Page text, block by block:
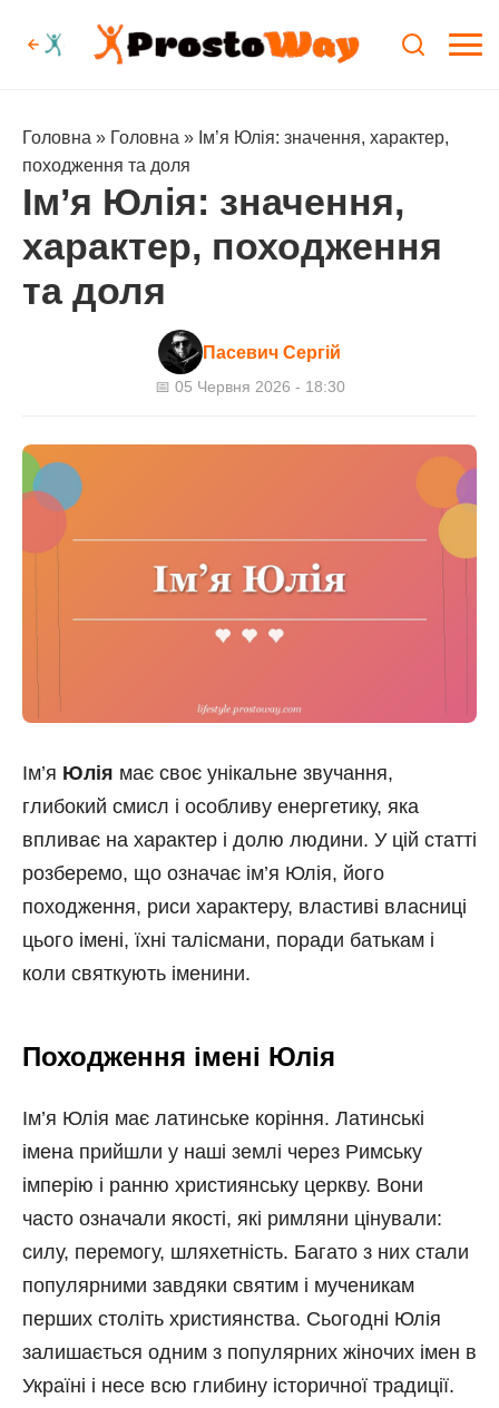
Головна » Головна » Ім’я Юлія: значення, характер,
походження та доля
Ім’я Юлія: значення,
характер, походження
та доля
Пасевич Сергій
📅 05 Червня 2026 - 18:30
Ім’я Юлія має своє унікальне звучання,
глибокий смисл і особливу енергетику, яка
впливає на характер і долю людини. У цій статті
розберемо, що означає ім’я Юлія, його
походження, риси характеру, властиві власниці
цього імені, їхні талісмани, поради батькам і
коли святкують іменини.
Походження імені Юлія
Ім’я Юлія має латинське коріння. Латинські
імена прийшли у наші землі через Римську
імперію і ранню християнську церкву. Вони
часто означали якості, які римляни цінували:
силу, перемогу, шляхетність. Багато з них стали
популярними завдяки святим і мученикам
перших століть християнства. Сьогодні Юлія
залишається одним з популярних жіночих імен в
Україні і несе всю глибину історичної традиції.